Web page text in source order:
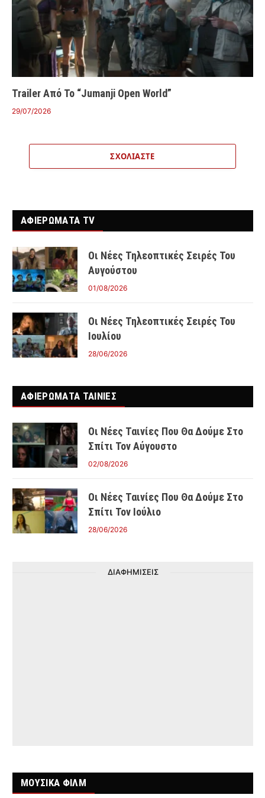
Trailer Από Το “Jumanji Open World”
29/07/2026
ΣΧΟΛΙΆΣΤΕ
ΑΦΙΕΡΩΜΑΤΑ TV
Οι Νέες Τηλεοπτικές Σειρές Του
Αυγούστου
01/08/2026
Οι Νέες Τηλεοπτικές Σειρές Του
Ιουλίου
28/06/2026
ΑΦΙΕΡΩΜΑΤΑ ΤΑΙΝΊΕΣ
Οι Νέες Ταινίες Που Θα Δούμε Στο
Σπίτι Τον Αύγουστο
02/08/2026
Οι Νέες Ταινίες Που Θα Δούμε Στο
Σπίτι Τον Ιούλιο
28/06/2026
ΔΙΑΦΗΜΙΣΕΙΣ
ΜΟΥΣΙΚΑ ΦΙΛΜ